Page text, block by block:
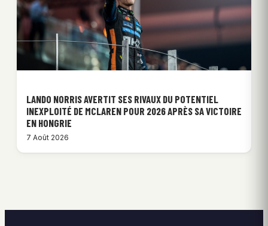
LANDO NORRIS AVERTIT SES RIVAUX DU POTENTIEL
INEXPLOITÉ DE MCLAREN POUR 2026 APRÈS SA VICTOIRE
EN HONGRIE
7 Août 2026